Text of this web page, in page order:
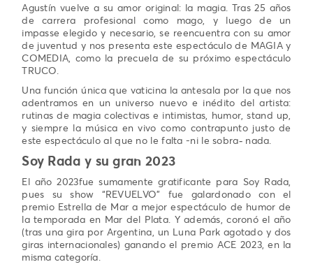
Agustín vuelve a su amor original: la magia. Tras 25 años
de carrera profesional como mago, y luego de un
impasse elegido y necesario, se reencuentra con su amor
de juventud y nos presenta este espectáculo de MAGIA y
COMEDIA, como la precuela de su próximo espectáculo
TRUCO.
Una función única que vaticina la antesala por la que nos
adentramos en un universo nuevo e inédito del artista:
rutinas de magia colectivas e intimistas, humor, stand up,
y siempre la música en vivo como contrapunto justo de
este espectáculo al que no le falta -ni le sobra- nada.
Soy Rada y su gran 2023
El año 2023fue sumamente gratificante para Soy Rada,
pues su show “REVUELVO” fue galardonado con el
premio Estrella de Mar a mejor espectáculo de humor de
la temporada en Mar del Plata. Y además, coronó el año
(tras una gira por Argentina, un Luna Park agotado y dos
giras internacionales) ganando el premio ACE 2023, en la
misma categoría.